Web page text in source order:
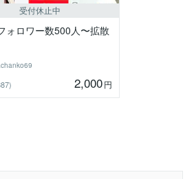
受付休止中
ォロワー数500人〜拡散
2,000円